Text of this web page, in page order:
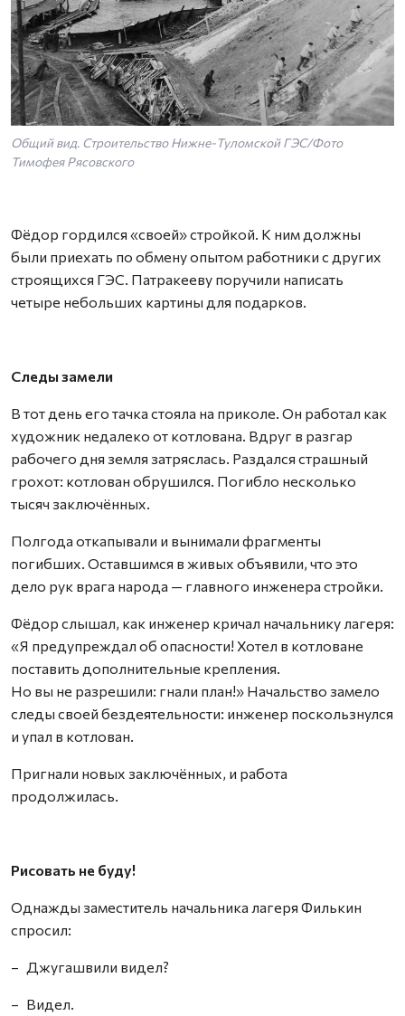
Общий вид. Строительство Нижне-Туломской ГЭС/Фото
Тимофея Рясовского
Фёдор гордился «своей» стройкой. К ним должны
были приехать по обмену опытом работники с других
строящихся ГЭС. Патракееву поручили написать
четыре небольших картины для подарков.
Следы замели
В тот день его тачка стояла на приколе. Он работал как
художник недалеко от котлована. Вдруг в разгар
рабочего дня земля затряслась. Раздался страшный
грохот: котлован обрушился. Погибло несколько
тысяч заключённых.
Полгода откапывали и вынимали фрагменты
погибших. Оставшимся в живых объявили, что это
дело рук врага народа — главного инженера стройки.
Фёдор слышал, как инженер кричал начальнику лагеря:
«Я предупреждал об опасности! Хотел в котловане
поставить дополнительные крепления.
Но вы не разрешили: гнали план!» Начальство замело
следы своей бездеятельности: инженер поскользнулся
и упал в котлован.
Пригнали новых заключённых, и работа
продолжилась.
Рисовать не буду!
Однажды заместитель начальника лагеря Филькин
спросил:
– Джугашвили видел?
– Видел.